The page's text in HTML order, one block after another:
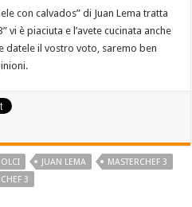
con calvados” di Juan Lema tratta
vi è piaciuta e l’avete cucinata anche
datele il vostro voto, saremo ben
JUAN LEMA
MASTERCHEF 3
3